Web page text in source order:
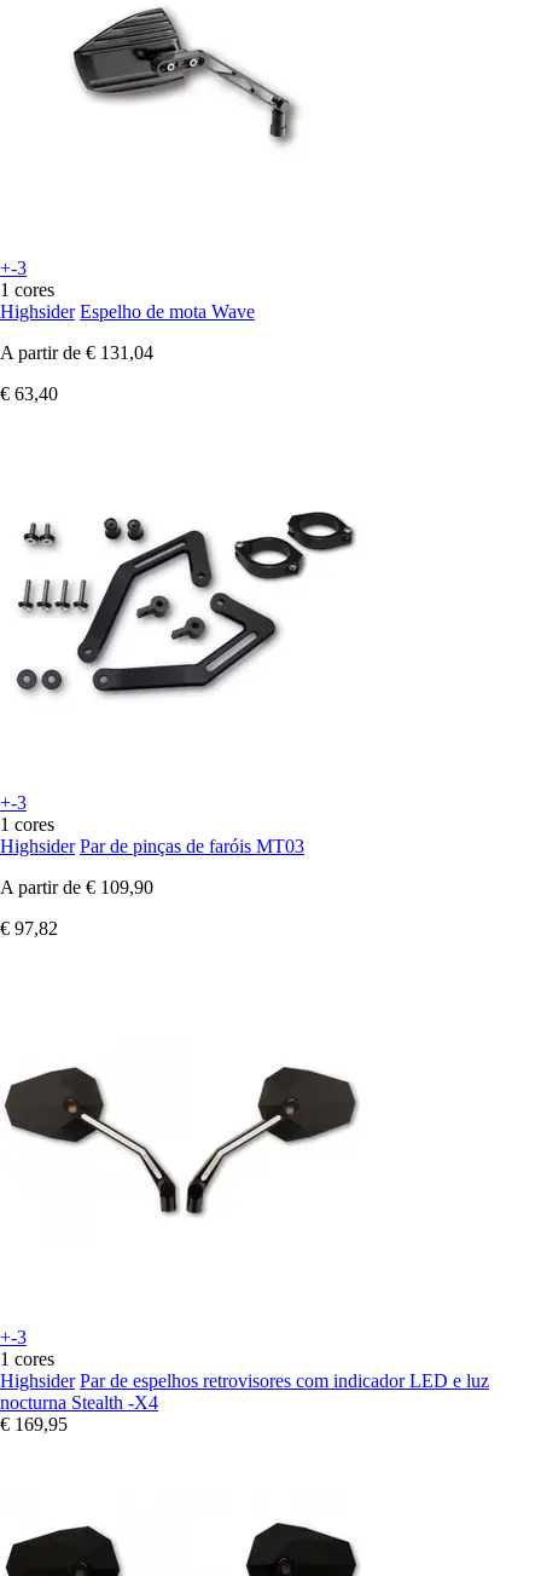
+-3
1 cores
Highsider Espelho de mota Wave
A partir de € 131,04
€ 63,40
+-3
1 cores
Highsider Par de pinças de faróis MT03
A partir de € 109,90
€ 97,82
+-3
1 cores
Highsider Par de espelhos retrovisores com indicador LED e luz
nocturna Stealth -X4
€ 169,95